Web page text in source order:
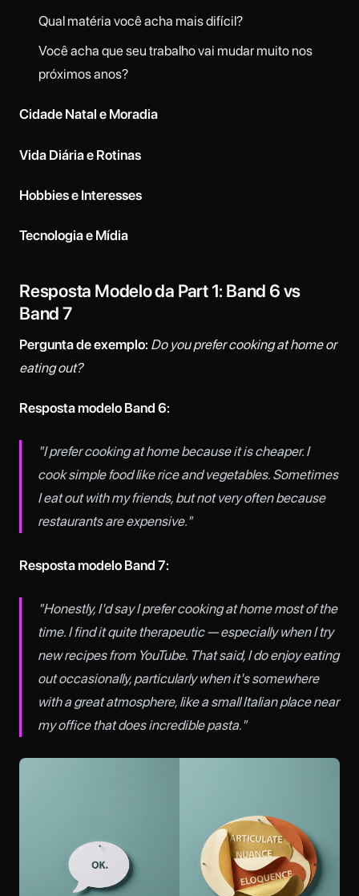
Qual matéria você acha mais difícil?
Você acha que seu trabalho vai mudar muito nos
próximos anos?
Cidade Natal e Moradia
Vida Diária e Rotinas
Hobbies e Interesses
Tecnologia e Mídia
Resposta Modelo da Part 1: Band 6 vs
Band 7
Pergunta de exemplo: Do you prefer cooking at home or
eating out?
Resposta modelo Band 6:
"I prefer cooking at home because it is cheaper. I
cook simple food like rice and vegetables. Sometimes
I eat out with my friends, but not very often because
restaurants are expensive."
Resposta modelo Band 7:
"Honestly, I'd say I prefer cooking at home most of the
time. I find it quite therapeutic — especially when I try
new recipes from YouTube. That said, I do enjoy eating
out occasionally, particularly when it's somewhere
with a great atmosphere, like a small Italian place near
my office that does incredible pasta."